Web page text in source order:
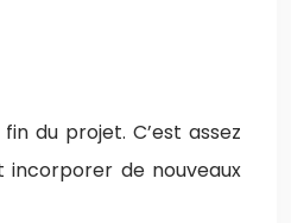
du projet. C’est assez
incorporer de nouveaux